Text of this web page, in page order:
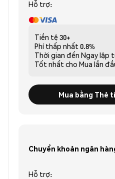
Hỗ trợ:
Tiền tệ 30+
Phí thấp nhất 0.8%
Thời gian đến Ngay lập
Tốt nhất cho Mua lần
Mua bằng Thẻ
Chuyển khoản ngân
Hỗ trợ: